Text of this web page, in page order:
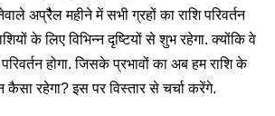
महीने में सभी ग्रहों का राशि परिवर्तन
के लिए विभिन्न दृष्टियों से शुभ रहेगा. क्योंकि वे
होगा. जिसके प्रभावों का अब हम राशि के
रहेगा? इस पर विस्तार से चर्चा करेंगे.